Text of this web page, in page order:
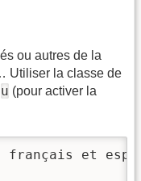
ou autres de la
Utiliser la classe de
u (pour activer la
français et